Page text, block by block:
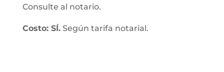
Consulte al notario.
Costo: SÍ.Según tarifa notarial.